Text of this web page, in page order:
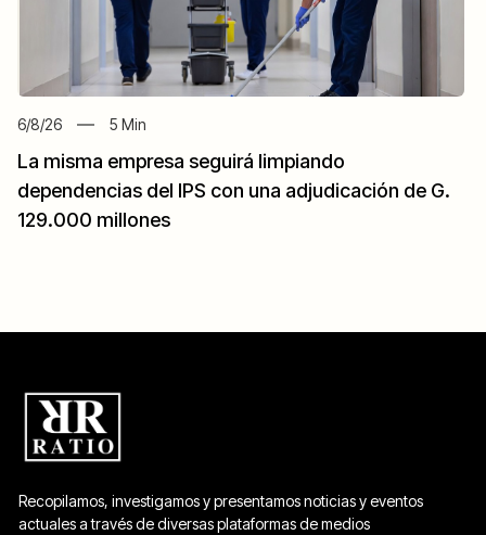
6/8/26 5 Min
La misma empresa seguirá limpiando
dependencias del IPS con una adjudicación de G.
129.000 millones
Recopilamos, investigamos y presentamos noticias y eventos
actuales a través de diversas plataformas de medios